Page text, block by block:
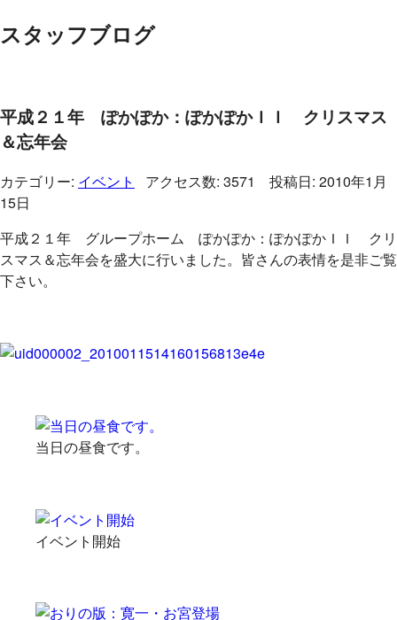
スタッフブログ
平成２１年 ぽかぽか：ぽかぽかＩＩ クリスマス
＆忘年会
カテゴリー: イベント
アクセス数: 3571 投稿日: 2010年1月
15日
平成２１年 グループホーム ぽかぽか：ぽかぽかＩＩ クリ
スマス＆忘年会を盛大に行いました。皆さんの表情を是非ご覧
下さい。
当日の昼食です。
イベント開始